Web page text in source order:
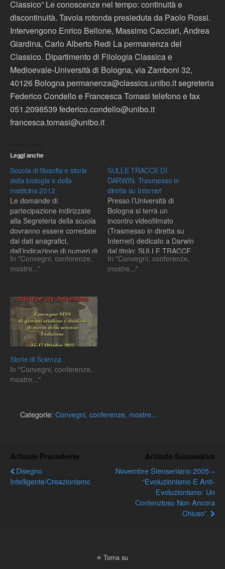
Classico” Le conoscenze nel tempo: continuità e
discontinuità. Tavola rotonda presieduta da Paolo Rossi.
Intervengono Enrico Bellone, Massimo Cacciari, Andrea
Giardina, Carlo Alberto Redi La permanenza del
Classico. Dipartimento di Filologia Classica e
Medioevale-Università di Bologna, via Zamboni 32,
40126 Bologna permanenza@classics.unibo.it segreteria
Federico Condello e Francesca Tomasi telefono e fax
051.2098539 federico.condello@unibo.it
francesca.tomasi@unibo.it
Leggi anche
Scuola di filosofia e storia
della biologia e della
medicina 2012
Le domande di
partecipazione indirizzate
alla Segreteria della scuola
dovranno essere corredate
dai dati anagrafici,
dall’indicazione di numeri di
telefono e indirizzi e-mail
dove essere contattati, da
da una selezione di non più
di tre pubblicazioni. Sono
previste borse di studio…
In "Convegni, conferenze,
mostre..."
SULLE TRACCE DI
DARWIN. Trasmesso in
diretta su Internet
Presso l’Università di
Bologna si terrà un
incontro videofilmato
(Trasmesso in diretta su
Internet) dedicato a Darwin
dal titolo: SULLE TRACCE
DI DARWIN. Incontro con
gli studenti delle Scuole
In "Convegni, conferenze,
mostre..."
Storie di Scienza
In "Convegni, conferenze,
mostre..."
Categorie: Convegni, conferenze, mostre...
Articolo Precedente
Disegno
Intelligente/Creazionismo
Articolo Successivo
Novembre Stenseniano 2005 –
“Evoluzionismo E Anti-
Evoluzionismo: Un
Contenzioso Non Ancora
Chiuso”.
Torna su